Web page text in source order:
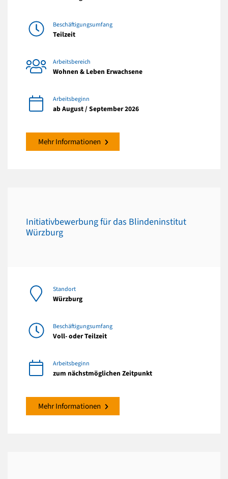
Beschäftigungsumfang
Teilzeit
Arbeitsbereich
Wohnen & Leben Erwachsene
Arbeitsbeginn
ab August / September 2026
Mehr Informationen
Initiativbewerbung für das Blindeninstitut
Würzburg
Standort
Würzburg
Beschäftigungsumfang
Voll- oder Teilzeit
Arbeitsbeginn
zum nächstmöglichen Zeitpunkt
Mehr Informationen